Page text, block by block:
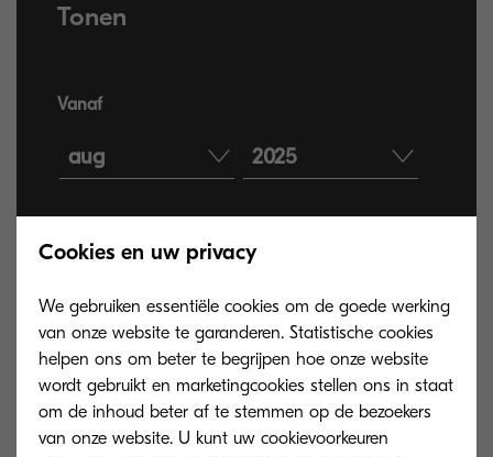
Tonen
Vanaf
aug 2025
Lijst Grid
Cookies en uw privacy
We gebruiken essentiële cookies om de goede werking
van onze website te garanderen. Statistische cookies
helpen ons om beter te begrijpen hoe onze website
wordt gebruikt en marketingcookies stellen ons in staat
om de inhoud beter af te stemmen op de bezoekers
van onze website. U kunt uw cookievoorkeuren